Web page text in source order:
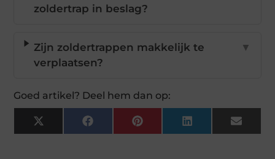
zoldertrap in beslag?
Zijn zoldertrappen makkelijk te
verplaatsen?
▼
Goed artikel? Deel hem dan op:
X
(Twitter)
FacebookPinterestLinkedInEmail